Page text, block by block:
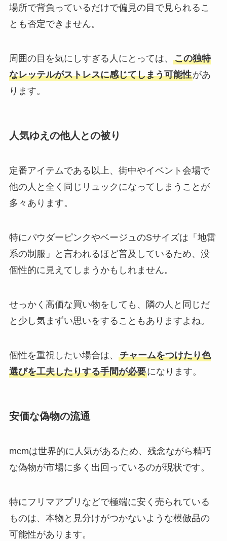
場所で背負っているだけで偏見の目で見られるこ
とも否定できません。
周囲の目を気にしすぎる人にとっては、 この独特
なレッテルがストレスに感じてしまう可能性があ
ります。
人気ゆえの他人との被り
定番アイテムである以上、街中やイベント会場で
他の人と全く同じリュックになってしまうことが
多々あります。
特にパウダーピンクやベージュのSサイズは「地雷
系の制服」と言われるほど普及しているため、没
個性的に見えてしまうかもしれません。
せっかく高価な買い物をしても、隣の人と同じだ
と少し気まずい思いをすることもありますよね。
個性を重視したい場合は、 チャームをつけたり色
選びを工夫したりする手間が必要になります。
安価な偽物の流通
mcmは世界的に人気があるため、残念ながら精巧
な偽物が市場に多く出回っているのが現状です。
特にフリマアプリなどで極端に安く売られている
ものは、本物と見分けがつかないような模倣品の
可能性があります。